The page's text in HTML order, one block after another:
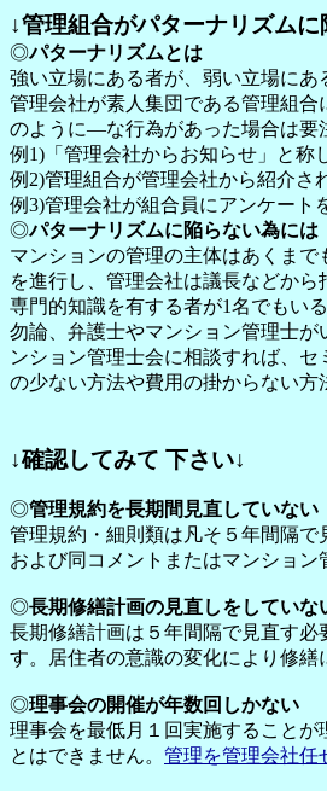
↓管理組合がパターナリズムに
◎パターナリズムとは
強い立場にある者が、弱い立場にあ
管理会社が素人集団である管理組
のように―な行為があった場合は要
例1)「管理会社からお知らせ」と称
例2)管理組合が管理会社から紹介さ
例3)管理会社が組合員にアンケート
◎パターナリズムに陥らない為には
マンションの管理の主体はあくま
を進行し、管理会社は議長などから
専門的知識を有する者が1名でもい
勿論、弁護士やマンション管理士
ンション管理士会に相談すれば、
の少ない方法や費用の掛からない方
↓確認してみて 下さい↓
◎管理規約を長期間見直していない
管理規約・細則類は凡そ５年間隔
および同コメントまたはマンショ
◎長期修繕計画の見直しをしていな
長期修繕計画は５年間隔で見直す
す。居住者の意識の変化により修繕
◎理事会の開催が年数回しかない
理事会を最低月１回実施すること
とはできません。 管理を管理会社任